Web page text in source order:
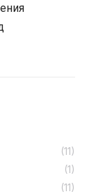
(11)
(1)
(11)